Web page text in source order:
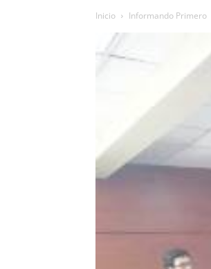
Inicio Informando Primero